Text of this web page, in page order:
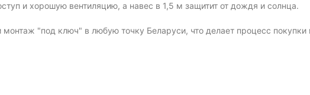
и хорошую вентиляцию, а навес в 1,5 м защитит от дождя и солнца.
"под ключ" в любую точку Беларуси, что делает процесс